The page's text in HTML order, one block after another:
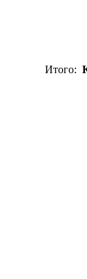
Итого: